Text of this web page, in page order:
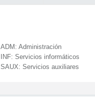
ADM: Administración
INF: Servicios informáticos
SAUX: Servicios auxiliares